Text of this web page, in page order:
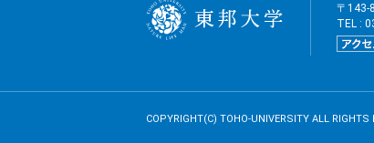
〒143-
TEL :
COPYRIGHT(C) TOHO-UNIVERSITY ALL RIGHTS